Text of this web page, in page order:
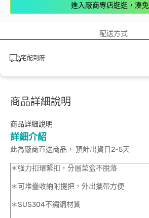
進入廠商專店逛逛，湊
配送方式
宅配到府
商品詳細說明
商品詳細說明
詳細介紹
此為廠商直送商品， 預計出貨日2-5天
＊強力扣環緊扣，分層菜盒不脫落
＊可堆疊收納附提把，外出攜帶方便
＊SUS304不鏽鋼材質